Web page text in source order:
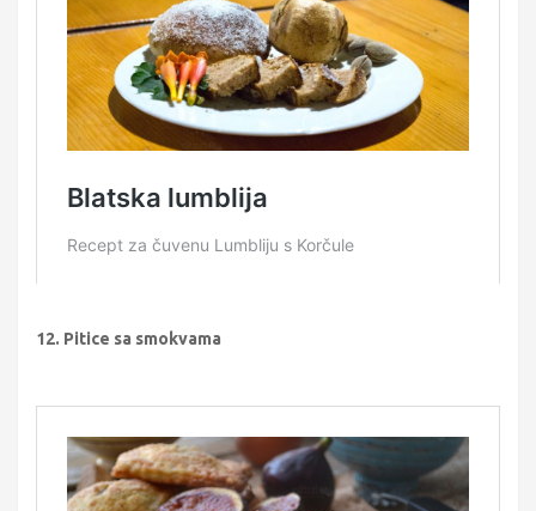
12. Pitice sa smokvama